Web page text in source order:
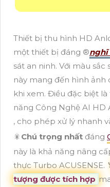
Thiết bị thu hình HD
một thiết bị đáng ®️nghĩ
sát an ninh. Với màu
này mang đến hình ảnh
khi xem. Điều đặc biệt
năng Công Nghệ AI HD
, cho phép xử lý nhanh
🎇 Chú trọng nhất đáng
này là khả năng nâng
thực Turbo ACUSENSE.
tượng được tích hợp